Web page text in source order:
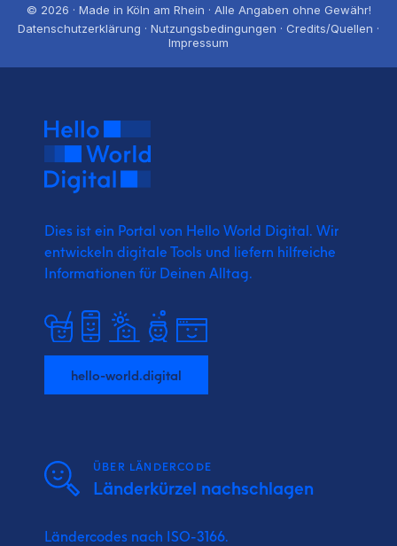
© 2026 · Made in Köln am Rhein · Alle Angaben ohne Gewähr!
Datenschutzerklärung · Nutzungsbedingungen · Credits/Quellen ·
Impressum
Dies ist ein Portal von Hello World Digital. Wir
entwickeln digitale Tools und liefern hilfreiche
Informationen für Deinen Alltag.
hello-world.digital
ÜBER LÄNDERCODE
Länderkürzel nachschlagen
Ländercodes nach ISO-3166.